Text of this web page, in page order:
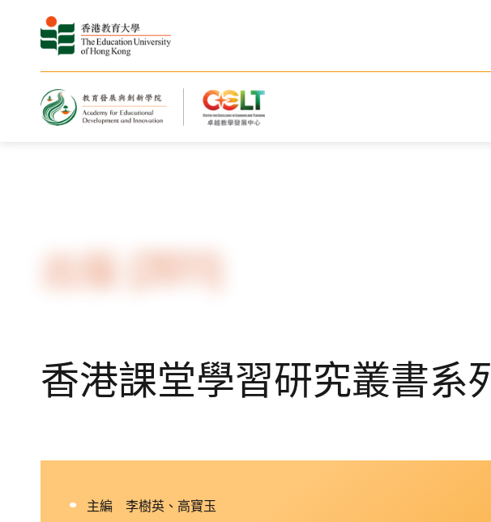
出版 (2011)
香港課堂學習研究叢書系
主編 李樹英、高寶玉